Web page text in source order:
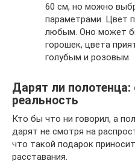
60 см, но можно
параметрами. Цвет
любым. Оно может
горошек, цвета
голубым и розовым.
Дарят ли полотенца:
реальность
Кто бы что ни говорил, а
дарят не смотря на
что такой подарок
расставания.